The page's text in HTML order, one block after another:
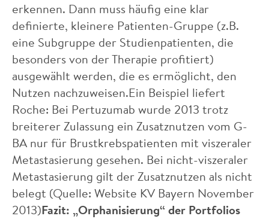
erkennen. Dann muss häufig eine klar
definierte, kleinere Patienten-Gruppe (z.B.
eine Subgruppe der Studienpatienten, die
besonders von der Therapie profitiert)
ausgewählt werden, die es ermöglicht, den
Nutzen nachzuweisen.Ein Beispiel liefert
Roche: Bei Pertuzumab wurde 2013 trotz
breiterer Zulassung ein Zusatznutzen vom G-
BA nur für Brustkrebspatienten mit viszeraler
Metastasierung gesehen. Bei nicht-viszeraler
Metastasierung gilt der Zusatznutzen als nicht
belegt (Quelle: Website KV Bayern November
2013)Fazit: „Orphanisierung“ der Portfolios